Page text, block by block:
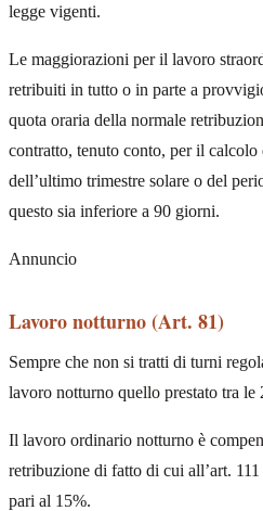
legge vigenti.
Le maggiorazioni per il lavoro
retribuiti in tutto o in parte a
quota oraria della normale
contratto, tenuto conto, per il
dell’ultimo trimestre solare o del
questo sia inferiore a 90 giorni.
Annuncio
Lavoro notturno (Art. 81)
Sempre che non si tratti di turni
lavoro notturno quello prestato tra le
Il lavoro ordinario notturno è
retribuzione di fatto di cui all’art.
pari al 15%.